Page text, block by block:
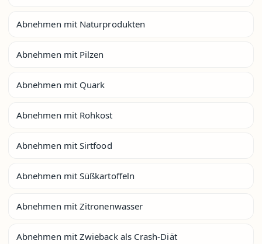
Abnehmen mit Naturprodukten
Abnehmen mit Pilzen
Abnehmen mit Quark
Abnehmen mit Rohkost
Abnehmen mit Sirtfood
Abnehmen mit Süßkartoffeln
Abnehmen mit Zitronenwasser
Abnehmen mit Zwieback als Crash-Diät